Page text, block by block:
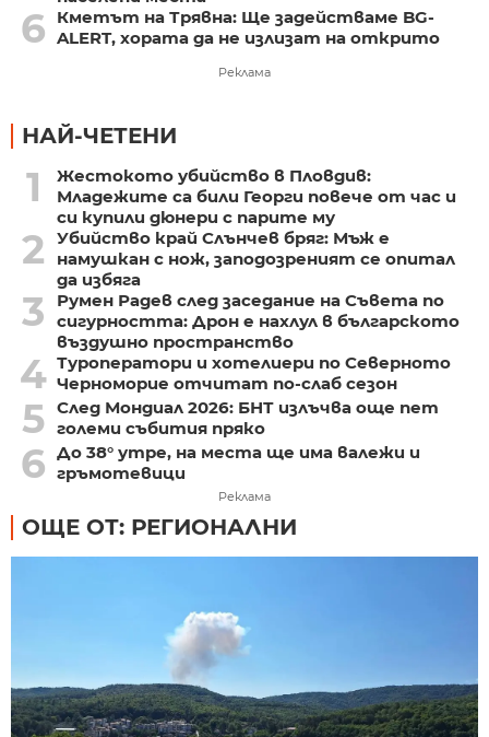
6
Кметът на Трявна: Ще задействаме BG-
ALERT, хората да не излизат на открито
Реклама
НАЙ-ЧЕТЕНИ
1
Жестокото убийство в Пловдив:
Младежите са били Георги повече от час и
си купили дюнери с парите му
2
Убийство край Слънчев бряг: Мъж е
намушкан с нож, заподозреният се опитал
да избяга
3
Румен Радев след заседание на Съвета по
сигурността: Дрон е нахлул в българското
въздушно пространство
4 Туроператори и хотелиери по Северното
Черноморие отчитат по-слаб сезон
5 След Мондиал 2026: БНТ излъчва още пет
големи събития пряко
6 До 38° утре, на места ще има валежи и
гръмотевици
Реклама
ОЩЕ ОТ: РЕГИОНАЛНИ